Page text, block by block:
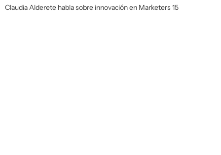
Claudia Alderete habla sobre innovación en Marketers 15